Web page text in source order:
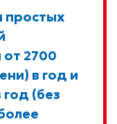
простых
2700
в год и
(без